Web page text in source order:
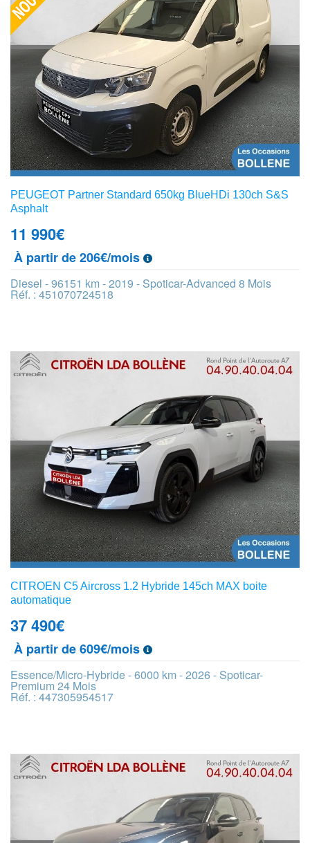
PEUGEOT Partner Standard 650kg BlueHDi 130ch S&S
Asphalt
11 990€
À partir de 206€/mois
Diesel - 96151 km - 2019 - Spoticar-Advanced 8 Mois
Réf. : 451070724518
CITROEN C5 Aircross 1.2 Hybride 145ch MAX boite
automatique
37 490€
À partir de 609€/mois
Essence/Micro-Hybride - 6000 km - 2026 - Spoticar-
Premium 24 Mois
Réf. : 447305954517